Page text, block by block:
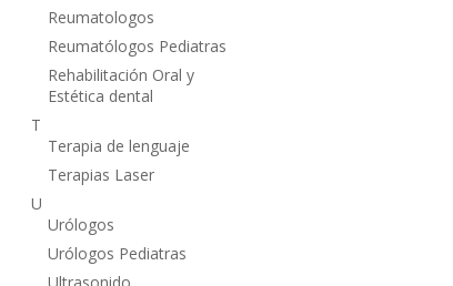
Reumatologos
Reumatólogos Pediatras
Rehabilitación Oral y
Estética dental
T
Terapia de lenguaje
Terapias Laser
U
Urólogos
Urólogos Pediatras
Ultrasonido